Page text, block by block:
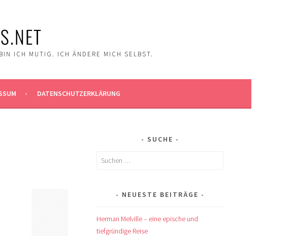
ICH MUTIG. ICH ÄNDERE MICH SELBST.
DATENSCHUTZERKLÄRUNG
SUCHE
Suchen
NEUESTE BEITRÄGE
Herman Melville – eine epische und
tiefgründige Reise